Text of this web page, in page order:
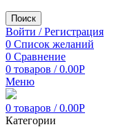
Поиск
Войти / Регистрация
0 Список желаний
0 Сравнение
0 товаров / 0.00Р
Меню
0 товаров / 0.00Р
Категории